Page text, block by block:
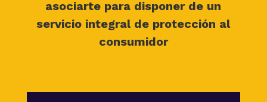
asociarte para disponer de un
servicio integral de protección al
consumidor